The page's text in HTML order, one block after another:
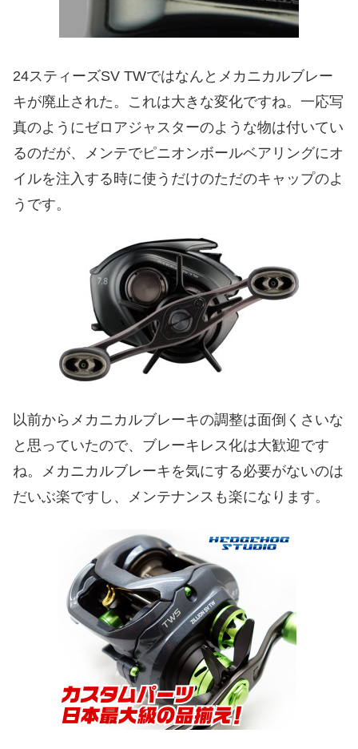
24スティーズSV TWではなんとメカニカルブレー
キが廃止された。これは大きな変化ですね。一応写
真のようにゼロアジャスターのような物は付いてい
るのだが、メンテでピニオンボールベアリングにオ
イルを注入する時に使うだけのただのキャップのよ
うです。
以前からメカニカルブレーキの調整は面倒くさいな
と思っていたので、ブレーキレス化は大歓迎です
ね。メカニカルブレーキを気にする必要がないのは
だいぶ楽ですし、メンテナンスも楽になります。